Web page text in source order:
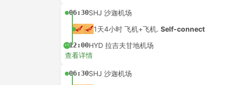
06:30SHJ 沙迦机场
1天4小时 飞机+飞机. Self-connect
+112:00HYD 拉吉夫甘地机场
查看详情
06:30SHJ 沙迦机场